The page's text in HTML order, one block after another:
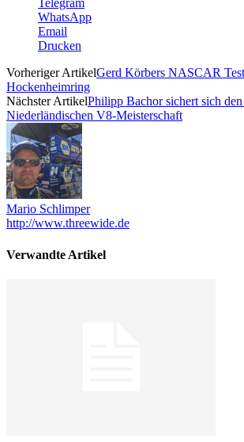
Telegram
WhatsApp
Email
Drucken
Vorheriger ArtikelGerd Körbers NASCAR
Hockenheimring
Nächster ArtikelPhilipp Bachor sichert sich
Niederländischen V8-Meisterschaft
Mario Schlimper
http://www.threewide.de
Verwandte Artikel